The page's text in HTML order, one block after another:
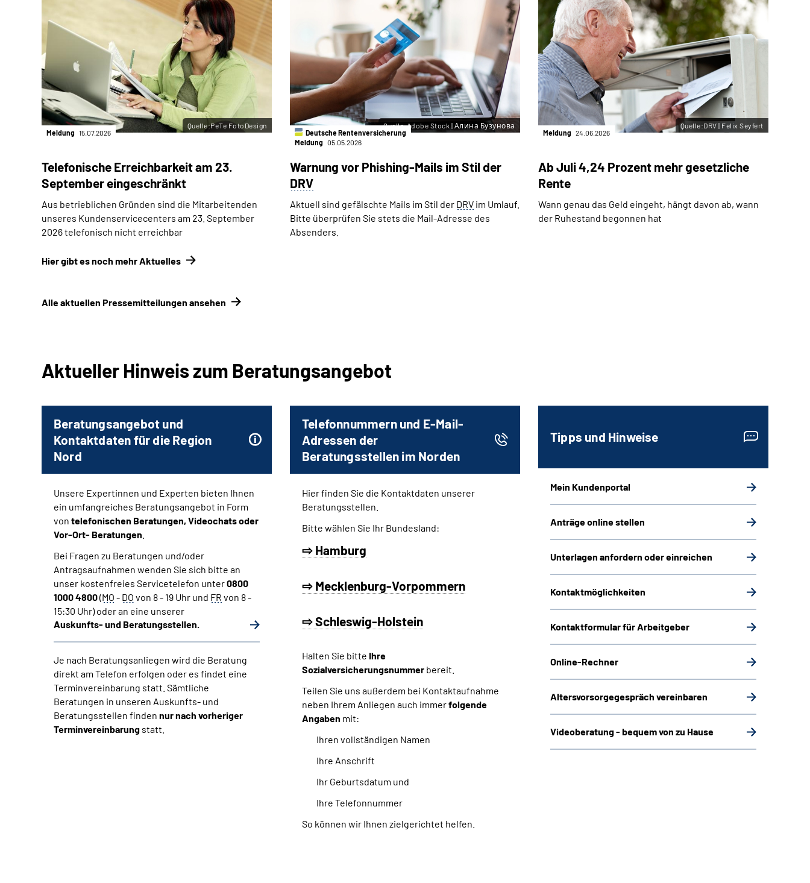
Meldung 15.07.2026
Telefonische Erreichbarkeit am 23.
September eingeschränkt
Aus betrieblichen Gründen sind die Mitarbeitenden
unseres Kundenservicecenters am 23. September
2026 telefonisch nicht erreichbar
Quelle:PeTe FotoDesign
Deutsche Rentenversicherung
Meldung 05.05.2026
Warnung vor Phishing-Mails im Stil der
DRV
Aktuell sind gefälschte Mails im Stil der DRVim Umlauf.
Bitte überprüfen Sie stets die Mail-Adresse des
Absenders.
Quelle:Adobe Stock | Алина Бузунова
Meldung 24.06.2026
Ab Juli 4,24 Prozent mehr gesetzliche
Rente
Wann genau das Geld eingeht, hängt davon ab, wann
der Ruhestand begonnen hat
Quelle:DRV | Felix Seyfert
Hier gibt es noch mehr Aktuelles
Alle aktuellen Pressemitteilungen ansehen
Aktueller Hinweis zum Beratungsangebot
Beratungsangebot und
Kontaktdaten für die Region
Nord
Unsere Expertinnen und Experten bieten Ihnen
ein umfangreiches Beratungsangebot in Form
von telefonischen Beratungen, Videochats oder
Vor-Ort- Beratungen
Bei Fragen zu Beratungen und/oder
Antragsaufnahmen wenden Sie sich bitte an
unser kostenfreies Servicetelefon unter0800
1000 4800(MO - DO von 8 - 19 Uhr und FR von 8 -
15:30 Uhr) oder an eine unserer
Auskunfts- und Beratungsstellen.
Je nach Beratungsanliegen wird die Beratung
direkt am Telefon erfolgen oder es findet eine
Terminvereinbarung statt. Sämtliche
Beratungen in unseren Auskunfts- und
Beratungsstellen finden nur nach vorheriger
Terminvereinbarung statt.
Telefonnummern und E-Mail-
Adressen der
Beratungsstellen im Norden
Hier finden Sie die Kontaktdaten unserer
Beratungsstellen.
Bitte wählen Sie Ihr Bundesland:
⇨ Hamburg
⇨ Mecklenburg-Vorpommern
⇨ Schleswig-Holstein
Halten Sie bitte Ihre
Sozialversicherungsnummerbereit.
Teilen Sie uns außerdem bei Kontaktaufnahme
neben Ihrem Anliegen auch immerfolgende
Angaben mit:
Ihren vollständigen Namen
Ihre Anschrift
Ihr Geburtsdatum und
Ihre Telefonnummer
So können wir Ihnen zielgerichtet helfen.
Tipps und Hinweise
Mein Kundenportal
Anträge online stellen
Unterlagen anfordern oder einreichen
Kontaktmöglichkeiten
Kontaktformular für Arbeitgeber
Online-Rechner
Altersvorsorgegespräch vereinbaren
Videoberatung - bequem von zu Hause